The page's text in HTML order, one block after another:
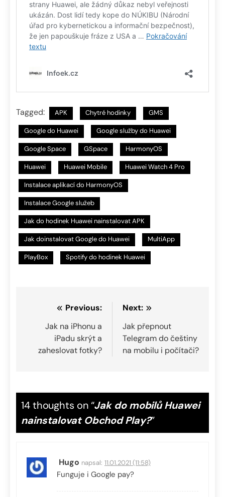
Tagged: APK Chytré hodinky GMS
Google do Huawei Google služby do Huawei
Google Space GSpace HarmonyOS
Huawei Huawei Mobile Huawei Watch 4 Pro
Instalace aplikací do HarmonyOS
Instalace Google služeb
Jak do hodinek Huawei nainstalovat APK
Jak doinstalovat Google do Huawei MultiApp
PlayBox Spotify do hodinek Huawei
Navigace
pro
příspěvek
Previous:
Jak na iPhonu a
iPadu skrýt a
zaheslovat fotky?
Next:
Jak přepnout
Telegram do češtiny
na mobilu i počítači?
14 thoughts on “Jak do mobilů Huawei
nainstalovat Obchod Play?”
Hugo napsal: 11.01.2021 (11:58)
Funguje i Google pay?